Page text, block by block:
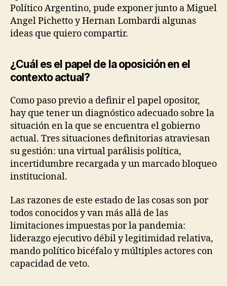
Político Argentino, pude exponer junto a Miguel
Angel Pichetto y Hernan Lombardi algunas
ideas que quiero compartir.
¿Cuál es el papel de la oposición en el
contexto actual?
Como paso previo a definir el papel opositor,
hay que tener un diagnóstico adecuado sobre la
situación en la que se encuentra el gobierno
actual. Tres situaciones definitorias atraviesan
su gestión: una virtual parálisis política,
incertidumbre recargada y un marcado bloqueo
institucional.
Las razones de este estado de las cosas son por
todos conocidos y van más allá de las
limitaciones impuestas por la pandemia:
liderazgo ejecutivo débil y legitimidad relativa,
mando político bicéfalo y múltiples actores con
capacidad de veto.